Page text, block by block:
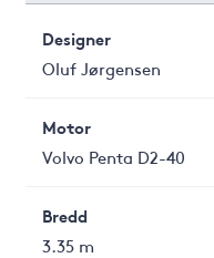
Designer
Oluf Jørgensen
Motor
Volvo Penta D2-40
Bredd
3.35 m